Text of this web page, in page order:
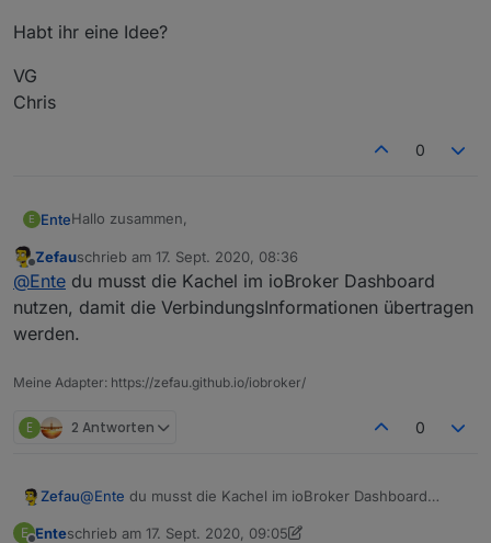
Habt ihr eine Idee?
VG
Chris
0
E EnteHallo zusammen,
habe mir die vis via github installiert.
Wenn ich jetzt:
http://192.168.178.26:8082/jarvis/index.html
eingebe kommt das:
Offline
Zefauschrieb am 17. Sept. 2020, 08:36
zuletzt editiert von
@Ente du musst die Kachel im ioBroker Dashboard
nutzen, damit die VerbindungsInformationen übertragen
werden.
Meine Adapter: https://zefau.github.io/iobroker/
E 2 Antworten 0
Zefau@Ente du musst die Kachel im ioBroker Dashboard
werden.
E Enteschrieb am 17. Sept. 2020, 09:05